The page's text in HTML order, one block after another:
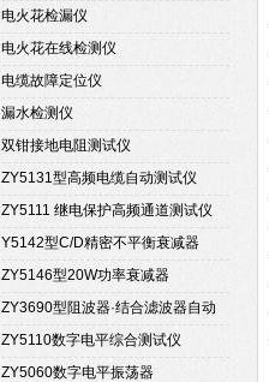
电火花检漏仪
电火花在线检测仪
电缆故障定位仪
漏水检测仪
双钳接地电阻测试仪
ZY5131型高频电缆自动测试仪
ZY5111 继电保护高频通道测试仪
Y5142型C/D精密不平衡衰减器
（50Ω）
ZY5146型20W功率衰减器
ZY3690型阻波器·结合滤波器自动
测试仪
ZY5110数字电平综合测试仪
ZY5060数字电平振荡器